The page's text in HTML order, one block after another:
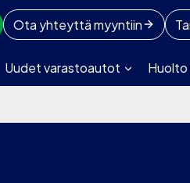
Ota yhteyttä myyntiin
Uudet varastoautot Huolto